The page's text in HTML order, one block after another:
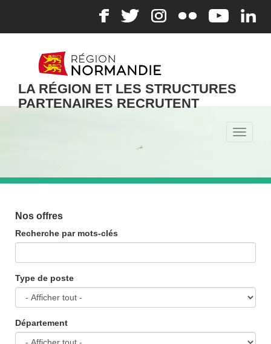
LA RÉGION ET LES STRUCTURES
PARTENAIRES RECRUTENT
Toggle
Nos offres
Recherche par mots-clés
Type de poste
Département